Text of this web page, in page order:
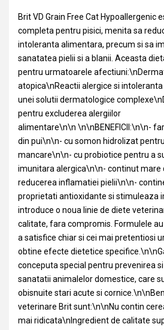
Brit VD Grain Free Cat Hypoallergenic
completa pentru pisici, menita sa
intoleranta alimentara, precum si sa
sanatatea pielii si a blanii. Aceasta
pentru urmatoarele
atopica\nReactii alergice si
unei solutii dermatologice
pentru excluderea alergiilor
alimentare\n\n \n\nBENEFICII:\n\n-
din pui\n\n- cu somon hidrolizat
mancare\n\n- cu probiotice pentru a
imunitara alergica\n\n- continut mare
reducerea inflamatiei pielii\n\n-
proprietati antioxidante si
introduce o noua linie de diete
calitate, fara compromis. Formulele
a satisfice chiar si cei mai pretentiosi
obtine efecte dietetice
conceputa special pentru prevenirea
sanatatii animalelor domestice, care
obisnuite stari acute si
veterinare Brit sunt:\n\nNu contin
mai ridicata\nIngredient de calitate